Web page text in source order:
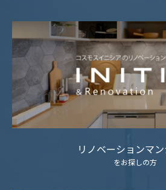
リノベーションマ
をお探しの方